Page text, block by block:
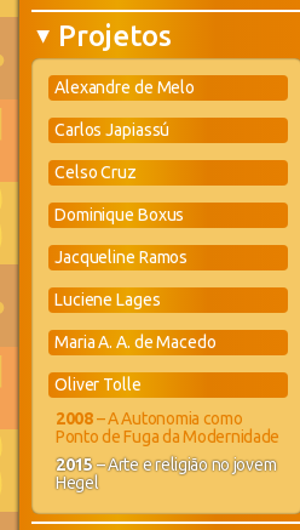
▶ Projetos
Alexandre de Melo
Carlos Japiassú
Celso Cruz
Dominique Boxus
Jacqueline Ramos
Luciene Lages
Maria A. A. de Macedo
Oliver Tolle
2008– A Autonomia como
Ponto de Fuga da Modernidade
2015– Arte e religião no jovem
Hegel